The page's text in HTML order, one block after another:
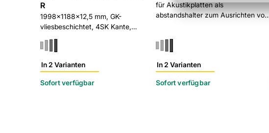
R
1998x1188x12,5 mm, GK-
vliesbeschichtet, 4SK Kante,
In 2 Varianten
Sofort verfügbar
für Akustikplatten als
abstandshalter zum Ausrichten von
In 2 Varianten
Sofort verfügbar